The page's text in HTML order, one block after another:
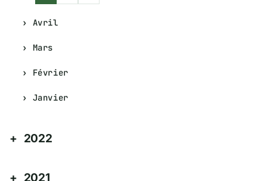
Avril
Mars
Février
Janvier
2022
2021